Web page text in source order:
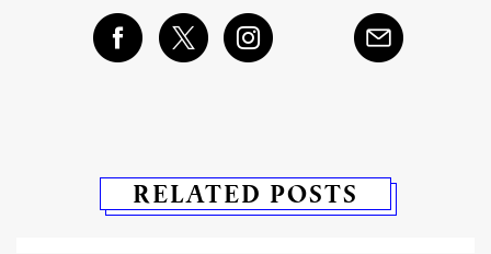
RELATED POSTS